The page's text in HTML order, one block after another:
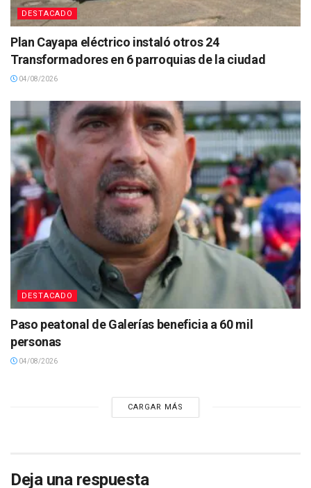
DESTACADO
Plan Cayapa eléctrico instaló otros 24
Transformadores en 6 parroquias de la ciudad
04/08/2026
DESTACADO
Paso peatonal de Galerías beneficia a 60 mil
personas
04/08/2026
CARGAR MÁS
Deja una respuesta